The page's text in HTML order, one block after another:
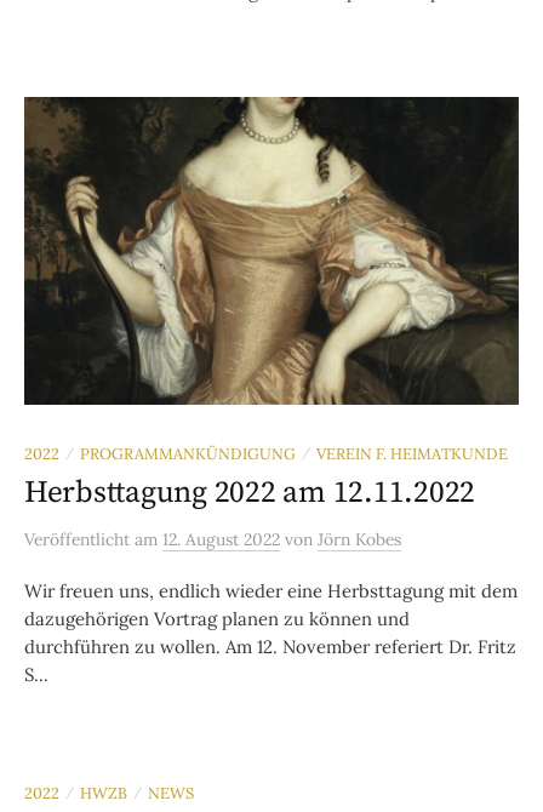
2022 / PROGRAMMANKÜNDIGUNG / VEREIN F. HEIMATKUNDE
Herbsttagung 2022 am 12.11.2022
Veröffentlicht am 12. August 2022 von Jörn Kobes
Wir freuen uns, endlich wieder eine Herbsttagung mit dem
dazugehörigen Vortrag planen zu können und
durchführen zu wollen. Am 12. November referiert Dr. Fritz
S...
2022 / HWZB / NEWS